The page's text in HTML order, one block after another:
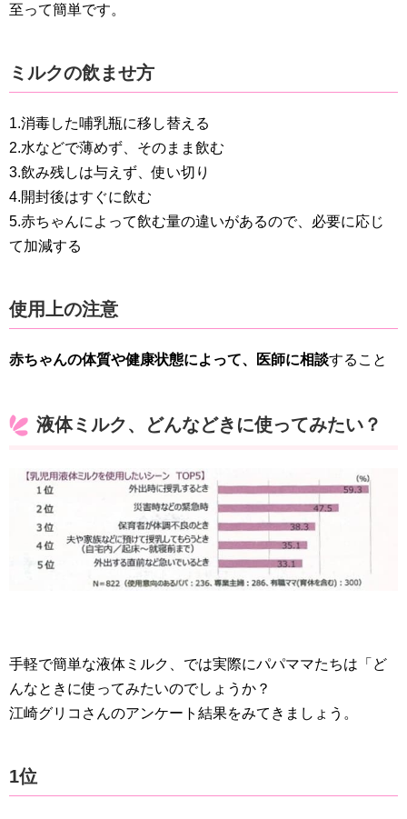
至って簡単です。
ミルクの飲ませ方
1.消毒した哺乳瓶に移し替える
2.水などで薄めず、そのまま飲む
3.飲み残しは与えず、使い切り
4.開封後はすぐに飲む
5.赤ちゃんによって飲む量の違いがあるので、必要に応じ
て加減する
使用上の注意
赤ちゃんの体質や健康状態によって、医師に相談すること
液体ミルク、どんなどきに使ってみたい？
手軽で簡単な液体ミルク、では実際にパパママたちは「ど
んなときに使ってみたいのでしょうか？
江崎グリコさんのアンケート結果をみてきましょう。
1位